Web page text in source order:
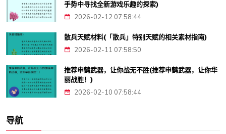
手势中寻找全新游戏乐趣的探索)
2026-02-12 07:58:44
散兵天赋材料(「散兵」特别天赋的相关素材指南)
2026-02-11 07:58:50
推荐申鹤武器，让你战无不胜(推荐申鹤武器，让你华
丽战胜！)
2026-02-10 07:58:44
导航